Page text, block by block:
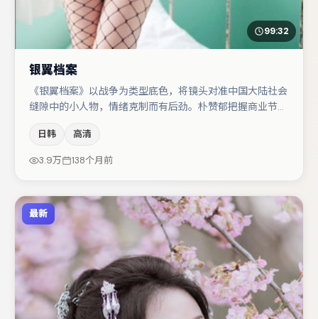
99:32
银翼档案
《银翼档案》以战争为类型底色，将镜头对准中国大陆社会
缝隙中的小人物，情绪克制而有后劲。朴赞郁把握商业节奏
阵容包括雷佳音、朱一龙、亚当·德赖弗等，角色动机前后
呼应，适合喜欢抠台词与伏笔的观众。若你偏爱强类型与清
日韩 高清
3.9万 138个月前
最新